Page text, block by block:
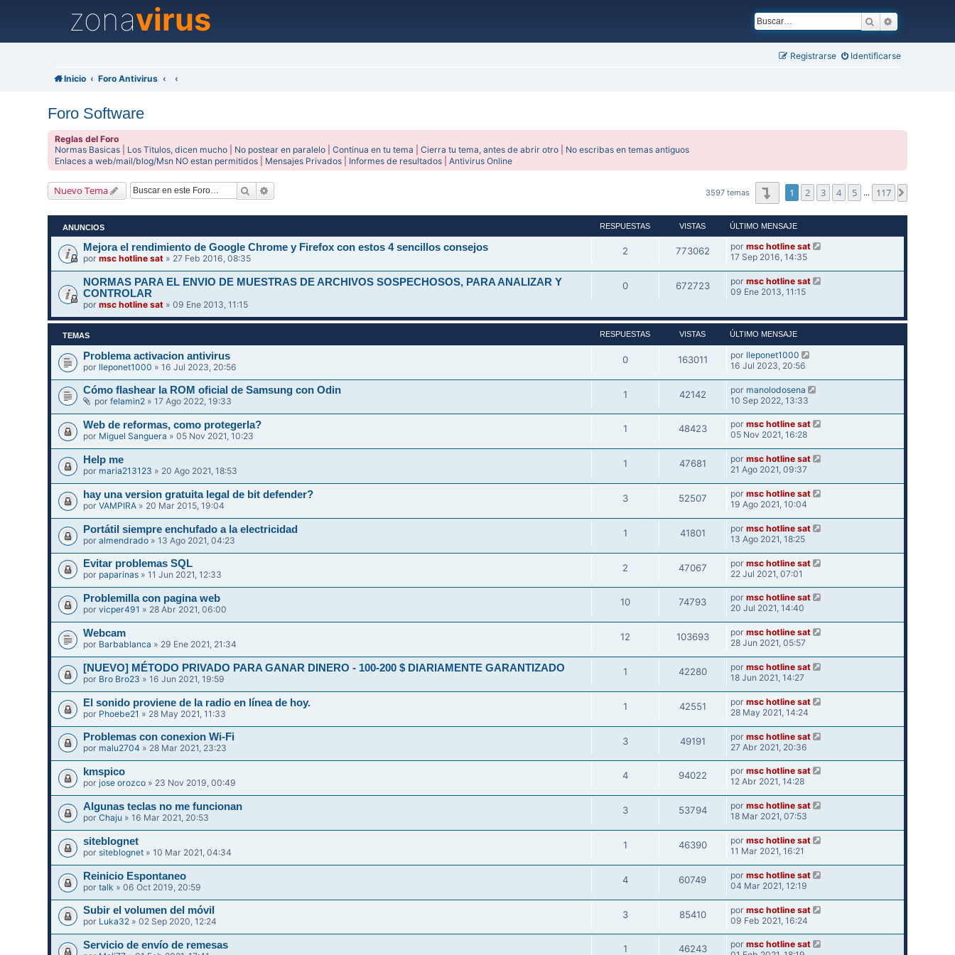
zonavirus Buscar
Identificarse
Registrarse
Inicio Foro Antivirus
Foro Software
Reglas del Foro
Normas Basicas
Los Titulos, dicen mucho No postear en paralelo |Continua en tu tema |Cierra tu tema, antes de abrir otro
No escribas en temas antiguos
Enlaces a web/mail/blog/Msn NO estan permitidos
Mensajes Privados Informes de resultados |Antivirus Online
Nuevo Tema Buscar 3597 temas Página1 de 117
1 2 3 4 5 … 117
ANUNCIOS RESPUESTAS VISTAS ÚLTIMO MENSAJE
Mejora el rendimiento de Google Chrome y Firefox con estos 4 sencillos consejos
pormsc hotline sat » 27 Feb 2016, 08:35
2 773062 por msc hotline sat
17 Sep 2016, 14:35
NORMAS PARA EL ENVIO DE MUESTRAS DE ARCHIVOS SOSPECHOSOS, PARA ANALIZAR Y
CONTROLAR
pormsc hotline sat » 09 Ene 2013, 11:15
0 672723 por msc hotline sat
09 Ene 2013, 11:15
TEMAS RESPUESTAS VISTAS ÚLTIMO MENSAJE
Problema activacion antivirus
por lleponet1000 » 16 Jul 2023, 20:56
0 163011 por lleponet1000
16 Jul 2023, 20:56
Cómo flashear la ROM oficial de Samsung con Odin
porfelamin2 » 17 Ago 2022, 19:33
1 42142 por manolodosena
10 Sep 2022, 13:33
Web de reformas, como protegerla?
por Miguel Sanguera » 05 Nov 2021, 10:23
1 48423 por msc hotline sat
05 Nov 2021, 16:28
Help me
por maria213123 » 20 Ago 2021, 18:53
1 47681 por msc hotline sat
21 Ago 2021, 09:37
hay una version gratuita legal de bit defender?
porVAMPIRA » 20 Mar 2015, 19:04
3 52507 por msc hotline sat
19 Ago 2021, 10:04
Portátil siempre enchufado a la electricidad
poralmendrado » 13 Ago 2021, 04:23
1 41801 por msc hotline sat
13 Ago 2021, 18:25
Evitar problemas SQL
por paparinas » 11 Jun 2021, 12:33
2 47067 por msc hotline sat
22 Jul 2021, 07:01
Problemilla con pagina web
porvicper491 » 28 Abr 2021, 06:00
10 74793 por msc hotline sat
20 Jul 2021, 14:40
Webcam
por Barbablanca » 29 Ene 2021, 21:34
12 103693 por msc hotline sat
28 Jun 2021, 05:57
[NUEVO] MÉTODO PRIVADO PARA GANAR DINERO - 100-200 $ DIARIAMENTE GARANTIZADO
por Bro Bro23 » 16 Jun 2021, 19:59
1 42280 por msc hotline sat
18 Jun 2021, 14:27
El sonido proviene de la radio en línea de hoy.
por Phoebe21 » 28 May 2021, 11:33
1 42551 por msc hotline sat
28 May 2021, 14:24
Problemas con conexion Wi-Fi
por malu2704 » 28 Mar 2021, 23:23
3 49191 por msc hotline sat
27 Abr 2021, 20:36
kmspico
porjose orozco » 23 Nov 2019, 00:49
4 94022 por msc hotline sat
12 Abr 2021, 14:28
Algunas teclas no me funcionan
porChaju » 16 Mar 2021, 20:53
3 53794 por msc hotline sat
18 Mar 2021, 07:53
siteblognet
porsiteblognet » 10 Mar 2021, 04:34
1 46390 por msc hotline sat
11 Mar 2021, 16:21
Reinicio Espontaneo
portalk » 06 Oct 2019, 20:59
4 60749 por msc hotline sat
04 Mar 2021, 12:19
Subir el volumen del móvil
por Luka32 » 02 Sep 2020, 12:24
3 85410 por msc hotline sat
09 Feb 2021, 16:24
Servicio de envío de remesas 1 46243 por msc hotline sat